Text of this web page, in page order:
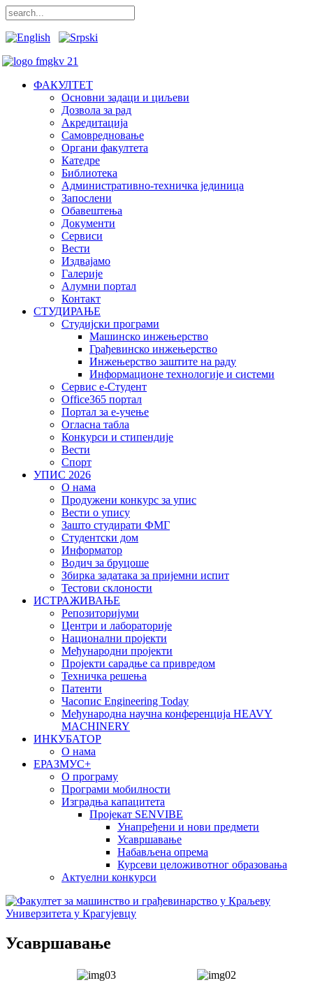
ФАКУЛТЕТ
Основни задаци и циљеви
Дозвола за рад
Акредитација
Самовредновање
Органи факултета
Катедре
Библиотека
Административно-техничка јединица
Запослени
Обавештења
Документи
Сервиси
Вести
Издвајамо
Галерије
Алумни портал
Контакт
СТУДИРАЊЕ
Студијски програми
Машинско инжењерство
Грађевинско инжењерство
Инжењерство заштите на раду
Информационе технологије и системи
Сервис е-Студент
Office365 портал
Портал за е-учење
Огласна табла
Конкурси и стипендије
Вести
Спорт
УПИС 2026
О нама
Продужени конкурс за упис
Вести о упису
Зашто студирати ФМГ
Студентски дом
Информатор
Водич за бруцоше
Збиркa задатака за пријемни испит
Тестови склоности
ИСТРАЖИВАЊЕ
Репозиторијуми
Центри и лабораторије
Национални пројекти
Међународни пројекти
Пројекти сарадње са привредом
Техничка решења
Патенти
Часопис Engineering Today
Међународна научна конференција HEAVY
MACHINERY
ИНКУБАТОР
О нама
EРАЗМУС+
О програму
Програми мобилности
Изградња капацитета
Пројекат SENVIBE
Унапређени и нови предмети
Усавршавање
Набављена опрема
Курсеви целоживотног образовања
Актуелни конкурси
Усавршавање